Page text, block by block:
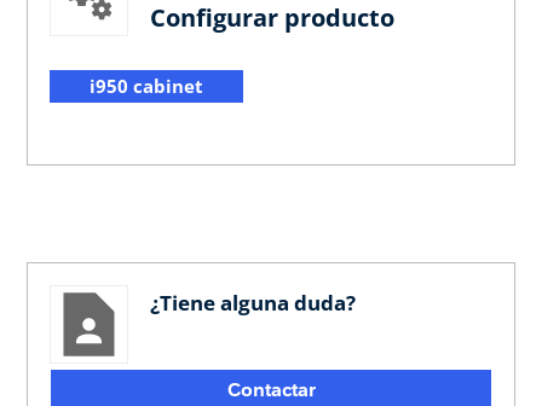
Configurar producto
i950 cabinet
¿Tiene alguna duda?
Contactar